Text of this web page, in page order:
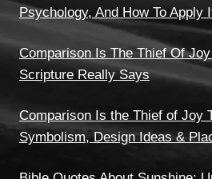
Psychology, And How To Apply
Comparison Is The Thief Of
Scripture Really Says
Comparison Is the Thief of Joy
Symbolism, Design Ideas &